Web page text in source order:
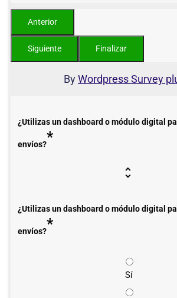
ByWordpress Survey
¿Utilizas un dashboard o módulo digital
envíos?*
¿Utilizas un dashboard o módulo digital
envíos?*
Sí